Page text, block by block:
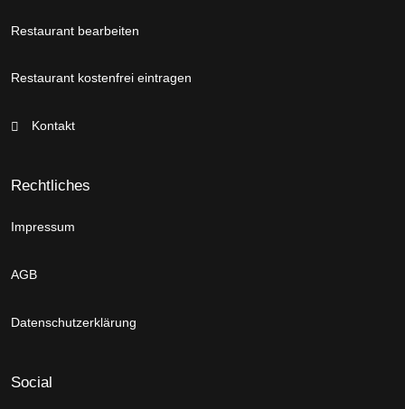
Restaurant bearbeiten
Restaurant kostenfrei eintragen
Kontakt
Rechtliches
Impressum
AGB
Datenschutzerklärung
Social